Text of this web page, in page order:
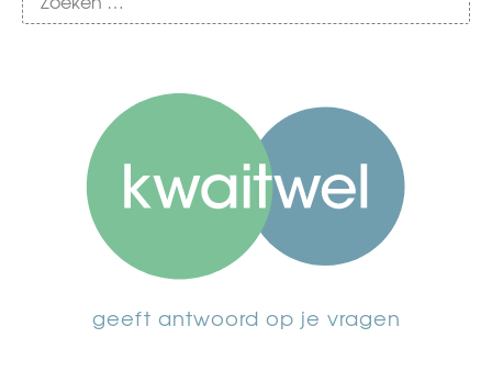
geeft antwoord op je vragen